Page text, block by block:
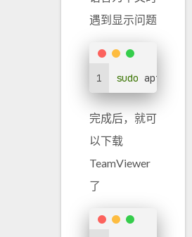
遇到显示问题
1 sudo apt
完成后，就可
以下载
TeamViewer
了